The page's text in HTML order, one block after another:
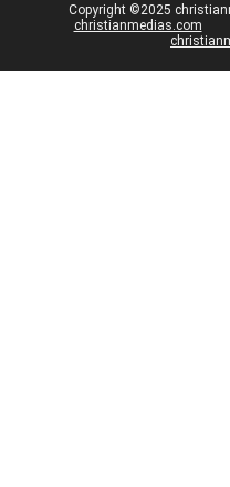
Copyright ©2025
christianmedias.com